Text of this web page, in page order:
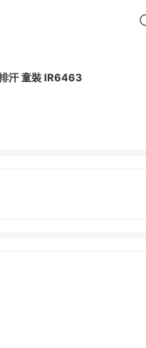
汗 童裝 IR6463